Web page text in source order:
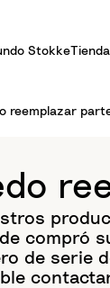
Stokke
reemplazar
compró
de serie